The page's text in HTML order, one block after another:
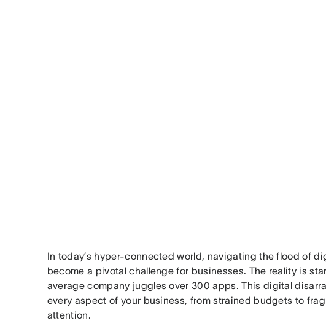
In today’s hyper-connected world, navigating the flood of
become a pivotal challenge for businesses. The reality is
average company juggles over 300 apps. This digital
every aspect of your business, from strained budgets to
attention.